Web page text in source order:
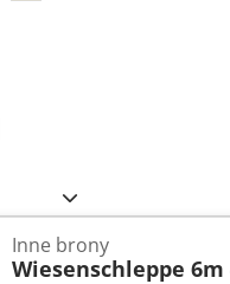
Inne brony
Wiesenschleppe